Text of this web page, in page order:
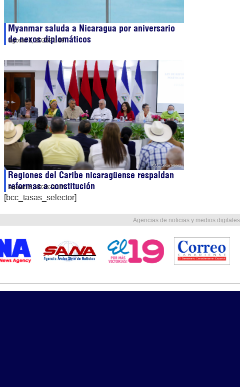
Myanmar saluda a Nicaragua por aniversario
de nexos diplomáticos
agosto 6, 202621:49
Regiones del Caribe nicaragüense respaldan
reformas a constitución
agosto 6, 202621:32
[bcc_tasas_selector]
Agencias de noticias y medios digitales